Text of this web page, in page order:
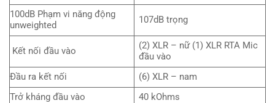
100dB Phạm vi năng động
unweighted
107dB trọng
Kết nối đầu vào
(2) XLR – nữ (1) XLR RTA Mic
đầu vào
Đầu ra kết nối
(6) XLR – nam
Trở kháng đầu vào
40 kOhms